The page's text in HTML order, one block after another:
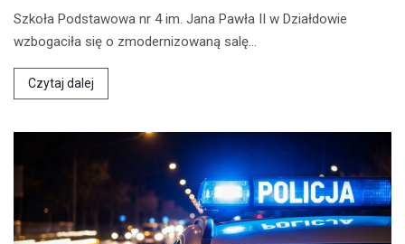
Szkoła Podstawowa nr 4 im. Jana Pawła II w Działdowie
wzbogaciła się o zmodernizowaną salę…
Czytaj dalej